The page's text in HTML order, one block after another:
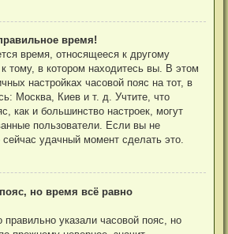
время!
время, относящееся к другому
тому, в котором находитесь вы. В этом
настройках часовой пояс на тот, в
Москва, Киев и т. д. Учтите, что
как и большинство настроек, могут
пользователи. Если вы не
сейчас удачный момент сделать это.
но время всё равно
указали часовой пояс, но